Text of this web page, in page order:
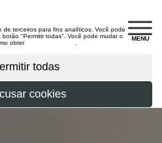
MENU
de terceiros para fins analíticos. Você pode
"Permitir todas". Você pode mudar o
obter